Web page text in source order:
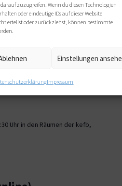
zuzugreifen. Wenn du diesen Technologien
oder eindeutige IDs auf dieser Website
erteilst oder zurückziehst, können bestimmte
Einstellungen
Impressum
an folgenden Terminen: Di,
Uhr in den Räumen der kefb,